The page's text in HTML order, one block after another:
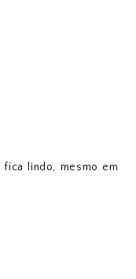
lindo, mesmo em